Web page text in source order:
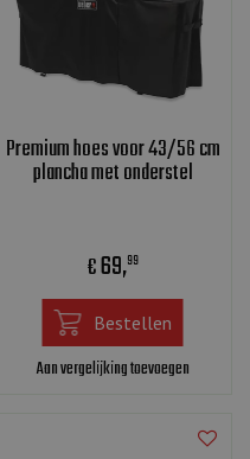
Premium hoes voor 43/56 cm
plancha met onderstel
€69,99
Bestellen
Aan vergelijking toevoegen